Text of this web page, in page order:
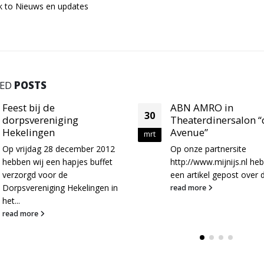
to Nieuws en updates
POSTS
ABN AMRO in
Theaterdinersalon “de
Avenue”
Op onze partnersite
http://www.mijnijs.nlhebben wij
een artikel gepost over de...
read more
07
mrt
L’Ambiance vrijdag
maart 2012 @ Club
Aanstaande vrijdag 09
2012 is MijnPartyservice
aanwezig bij het feest
L'Ambiance in club Vie in
Rotterdam. In vervolg op